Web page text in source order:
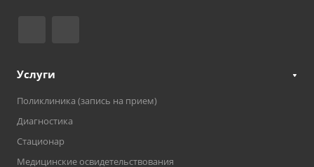
Услуги
Поликлиника (запись на прием)
Диагностика
Стационар
Медицинские освидетельствования